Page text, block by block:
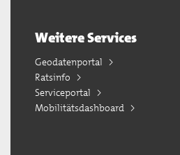
Weitere Services
Geodatenportal
Ratsinfo
Serviceportal
Mobilitätsdashboard